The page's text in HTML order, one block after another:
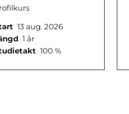
13 aug. 2026
1 år
100 %